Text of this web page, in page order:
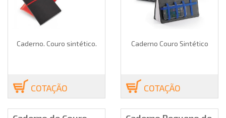
Caderno. Couro sintético.
COTAÇÃO
Caderno Couro Sintético
COTAÇÃO